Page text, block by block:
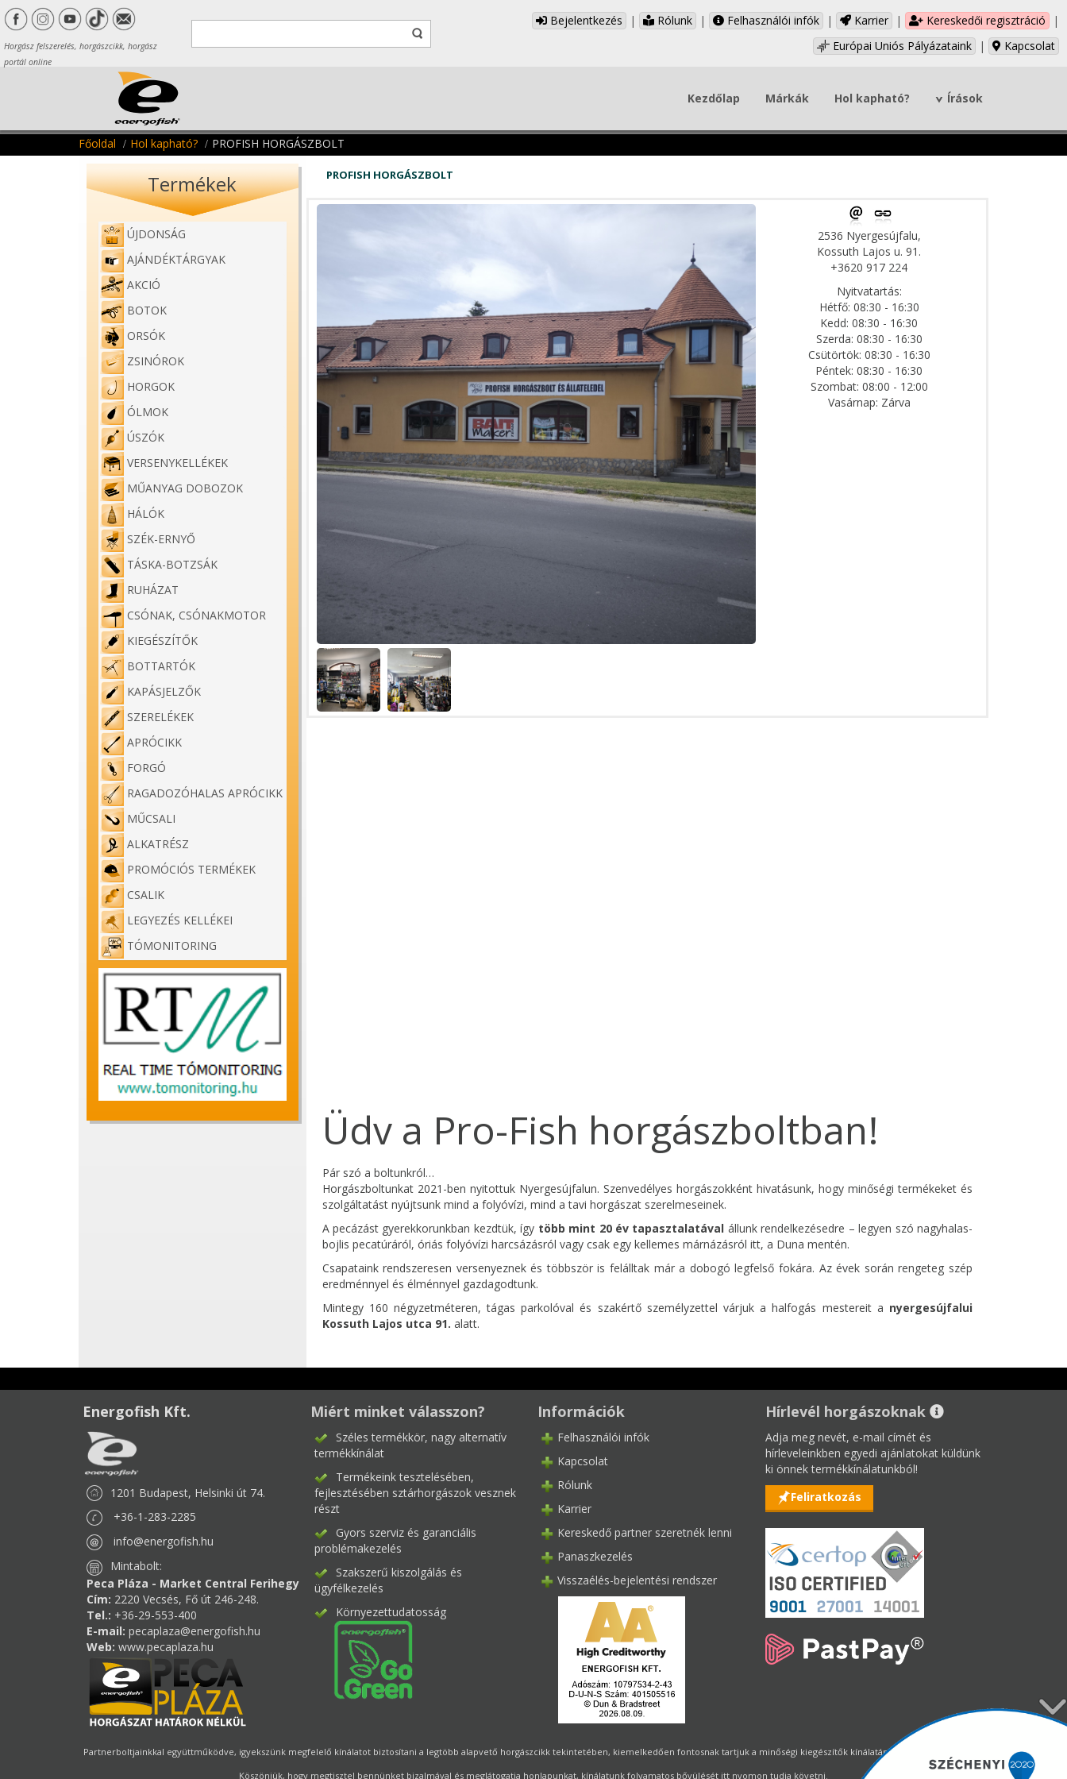
Horgász felszerelés, horgászcikk, horgász
portál online
Bejelentkezés | Rólunk | Felhasználói infók | Karrier | Kereskedői regisztráció
|
Európai Uniós Pályázataink
| Kapcsolat
Kezdőlap Márkák Hol kapható? Írások
Főoldal Hol kapható? PROFISH HORGÁSZBOLT
Termékek
ÚJDONSÁG
AJÁNDÉKTÁRGYAK
AKCIÓ
BOTOK
ORSÓK
ZSINÓROK
HORGOK
ÓLMOK
ÚSZÓK
VERSENYKELLÉKEK
MŰANYAG DOBOZOK
HÁLÓK
SZÉK-ERNYŐ
TÁSKA-BOTZSÁK
RUHÁZAT
CSÓNAK, CSÓNAKMOTOR
KIEGÉSZÍTŐK
BOTTARTÓK
KAPÁSJELZŐK
SZERELÉKEK
APRÓCIKK
FORGÓ
RAGADOZÓHALAS APRÓCIKK
MŰCSALI
ALKATRÉSZ
PROMÓCIÓS TERMÉKEK
CSALIK
LEGYEZÉS KELLÉKEI
TÓMONITORING
PROFISH HORGÁSZBOLT
2536 Nyergesújfalu,
Kossuth Lajos u. 91.
+3620 917 224
Nyitvatartás:
Hétfő: 08:30 - 16:30
Kedd: 08:30 - 16:30
Szerda: 08:30 - 16:30
Csütörtök: 08:30 - 16:30
Péntek: 08:30 - 16:30
Szombat: 08:00 - 12:00
Vasárnap: Zárva
Üdv a Pro-Fish horgászboltban!
Pár szó a boltunkról…
Horgászboltunkat 2021-ben nyitottuk Nyergesújfalun. Szenvedélyes horgászokként hivatásunk, hogy minőségi termékeket és
szolgáltatást nyújtsunk mind a folyóvízi, mind a tavi horgászat szerelmeseinek.
A pecázást gyerekkorunkban kezdtük, így több mint 20 év tapasztalatával állunk rendelkezésedre – legyen szó nagyhalas-
bojlis pecatúráról, óriás folyóvízi harcsázásról vagy csak egy kellemes márnázásról itt, a Duna mentén.
Csapataink rendszeresen versenyeznek és többször is felálltak már a dobogó legfelső fokára. Az évek során rengeteg szép
eredménnyel és élménnyel gazdagodtunk.
Mintegy 160 négyzetméteren, tágas parkolóval és szakértő személyzettel várjuk a halfogás mestereit a nyergesújfalui
Kossuth Lajos utca 91. alatt.
Energofish Kft.
1201 Budapest, Helsinki út 74.
+36-1-283-2285
info@energofish.hu
Mintabolt:
Peca Pláza - Market Central Ferihegy
Cím: 2220 Vecsés, Fő út 246-248.
Tel.: +36-29-553-400
E-mail: pecaplaza@energofish.hu
Web: www.pecaplaza.hu
Miért minket válasszon?
Széles termékkör, nagy alternatív
termékkínálat
Termékeink tesztelésében,
fejlesztésében sztárhorgászok vesznek
részt
Gyors szerviz és garanciális
problémakezelés
Szakszerű kiszolgálás és
ügyfélkezelés
Környezettudatosság
Információk
Felhasználói infók
Kapcsolat
Rólunk
Karrier
Kereskedő partner szeretnék lenni
Panaszkezelés
Visszaélés-bejelentési rendszer
Hírlevél horgászoknak
Adja meg nevét, e-mail címét és
hírleveleinkben egyedi ajánlatokat küldünk
ki önnek termékkínálatunkból!
Feliratkozás
Partnerboltjainkkal együttműködve, igyekszünk megfelelő kínálatot biztosítani a legtöbb alapvető horgászcikk tekintetében, kiemelkedően fontosnak tartjuk a minőségi kiegészítők kínálatának állandó biztosítását.
Köszönjük, hogy megtisztel bennünket bizalmával és meglátogatja honlapunkat, kínálatunk folyamatos bővülését itt nyomon tudja követni.